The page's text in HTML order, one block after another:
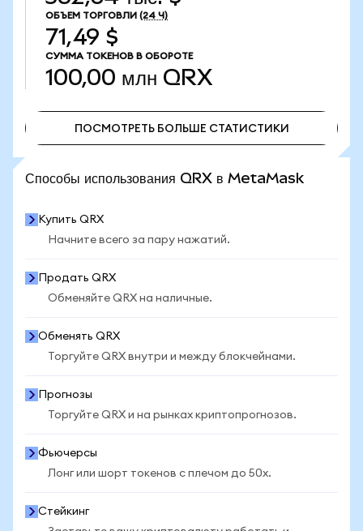
ОБЪЕМ ТОРГОВЛИ (24 Ч)
71,49 $
СУММА ТОКЕНОВ В ОБОРОТЕ
100,00 млн QRX
ПОСМОТРЕТЬ БОЛЬШЕ СТАТИСТИКИ
Способы использования QRX в MetaMask
Купить QRX
Начните всего за пару нажатий.
Продать QRX
Обменяйте QRX на наличные.
Обменять QRX
Торгуйте QRX внутри и между блокчейнами.
Прогнозы
Торгуйте QRX и на рынках криптопрогнозов.
Фьючерсы
Лонг или шорт токенов с плечом до 50x.
Стейкинг